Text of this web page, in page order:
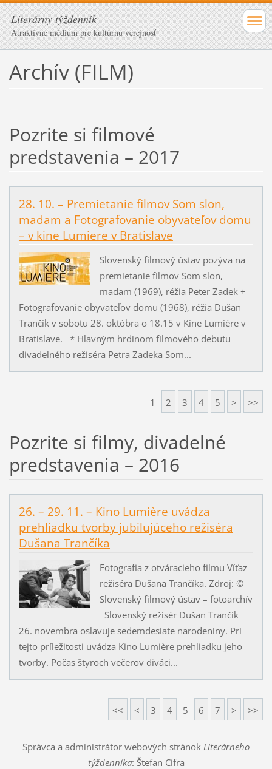
Literárny týždenník
Atraktívne médium pre kultúrnu verejnosť
Archív (FILM)
Pozrite si filmové
predstavenia – 2017
28. 10. – Premietanie filmov Som slon,
madam a Fotografovanie obyvateľov domu
– v kine Lumiere v Bratislave
Slovenský filmový ústav pozýva na
premietanie filmov Som slon,
madam (1969), réžia Peter Zadek +
Fotografovanie obyvateľov domu (1968), réžia Dušan
Trančík v sobotu 28. októbra o 18.15 v Kine Lumière v
Bratislave. * Hlavným hrdinom filmového debutu
divadelného režiséra Petra Zadeka Som...
1 2 3 4 5 > >>
Pozrite si filmy, divadelné
predstavenia – 2016
26. – 29. 11. – Kino Lumière uvádza
prehliadku tvorby jubilujúceho režiséra
Dušana Trančíka
Fotografia z otváracieho filmu Víťaz
režiséra Dušana Trančíka. Zdroj: ©
Slovenský filmový ústav – fotoarchív
Slovenský režisér Dušan Trančík
26. novembra oslavuje sedemdesiate narodeniny. Pri
tejto príležitosti uvádza Kino Lumière prehliadku jeho
tvorby. Počas štyroch večerov diváci...
<< < 3 4 5 6 7 > >>
Správca a administrátor webových stránok Literárneho
týždenníka: Štefan Cifra